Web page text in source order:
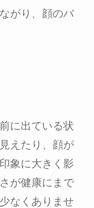
がり、顔のバ
に出ている状
えたり、顔が
象に大きく影
が健康にまで
なくありませ